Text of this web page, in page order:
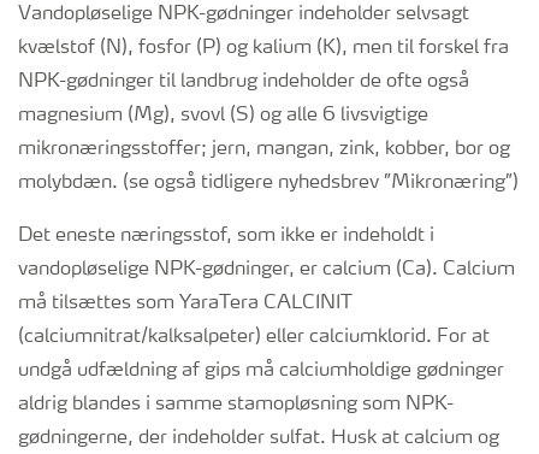
Vandopløselige NPK-gødninger indeholder selvsagt
kvælstof (N), fosfor (P) og kalium (K), men til forskel fra
NPK-gødninger til landbrug indeholder de ofte også
magnesium (Mg), svovl (S) og alle 6 livsvigtige
mikronæringsstoffer; jern, mangan, zink, kobber, bor og
molybdæn. (se også tidligere nyhedsbrev ”Mikronæring”)
Det eneste næringsstof, som ikke er indeholdt i
vandopløselige NPK-gødninger, er calcium (Ca). Calcium
må tilsættes som YaraTera CALCINIT
(calciumnitrat/kalksalpeter) eller calciumklorid. For at
undgå udfældning af gips må calciumholdige gødninger
aldrig blandes i samme stamopløsning som NPK-
gødningerne, der indeholder sulfat. Husk at calcium og